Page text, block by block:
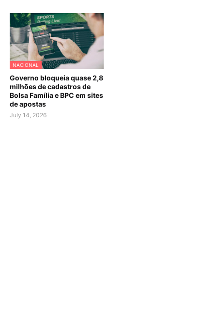
NACIONAL
Governo bloqueia quase 2,8
milhões de cadastros de
Bolsa Família e BPC em sites
de apostas
July 14, 2026